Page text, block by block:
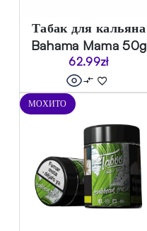
Табак для кальяна
Bahama Mama 50g
62.99zł
МОХИТО